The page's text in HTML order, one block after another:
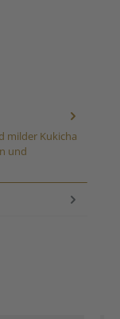
milder Kukicha
und